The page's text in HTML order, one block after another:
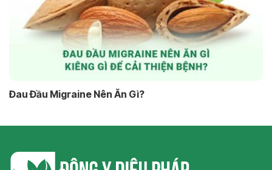
Đau Đầu Migraine Nên Ăn Gì?